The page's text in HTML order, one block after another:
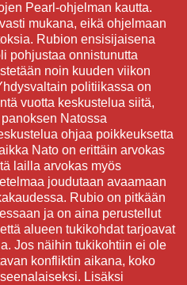
Pearl-ohjelman kautta.
mukana, eikä ohjelmaan
Rubion ensisijaisena
pohjustaa onnistunutta
noin kuuden viikon
politiikassa on
vuotta keskustelua siitä,
Natossa
ohjaa poikkeuksetta
Nato on erittäin arvokas
lailla arvokas myös
joudutaan avaamaan
Rubio on pitkään
ja on aina perustellut
alueen tukikohdat tarjoavat
Jos näihin tukikohtiin ei ole
konfliktin aikana, koko
Lisäksi